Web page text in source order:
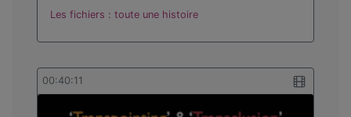
Les fichiers : toute une histoire
00:40:11